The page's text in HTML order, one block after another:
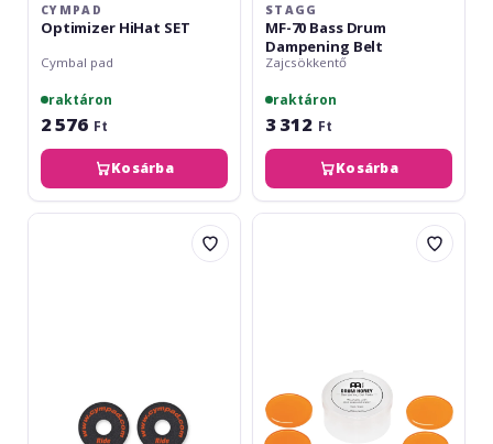
CYMPAD
Optimizer HiHat SET
Cymbal pad
raktáron
2 576 Ft
Kosárba
STAGG
MF-70 Bass Drum
Dampening Belt
Zajcsökkentő
raktáron
3 312 Ft
Kosárba
Cympad
Meinl